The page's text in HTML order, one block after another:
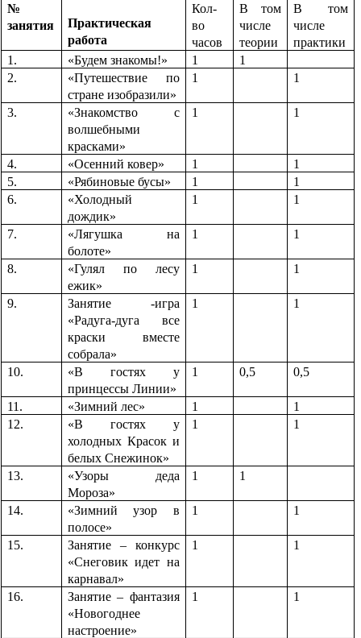
№
занятия
Практическая
работа
Кол-
во
часов
В том
числе
теории
В том
числе
практики
1.
«Будем знакомы!» 1
1
2.
«Путешествие по
стране изобразили»
1 1
3.
«Знакомство с
волшебными
красками»
1 1
4. «Осенний ковер» 1
1
5.
«Рябиновые бусы» 1
1
6.
«Холодный
дождик»
1 1
7.
«Лягушка на
болоте»
1 1
8.
«Гулял по лесу
ежик»
1 1
9.
Занятие -игра
«Радуга-дуга все
краски вместе
собрала»
1 1
10.
«В гостях у
принцессы Линии»
1 0,5 0,5
11. «Зимний лес» 1
1
12.
«В гостях у
холодных Красок и
белых Снежинок»
1 1
13.
«Узоры деда
Мороза»
1 1
14.
«Зимний узор в
полосе»
1 1
15.
Занятие – конкурс
«Снеговик идет на
карнавал»
1 1
16.
Занятие – фантазия
«Новогоднее
настроение»
1 1